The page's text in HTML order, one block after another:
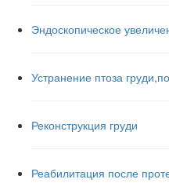
Эндоскопическое
Устранение птоза
Реконструкция груди
Реабилитация после